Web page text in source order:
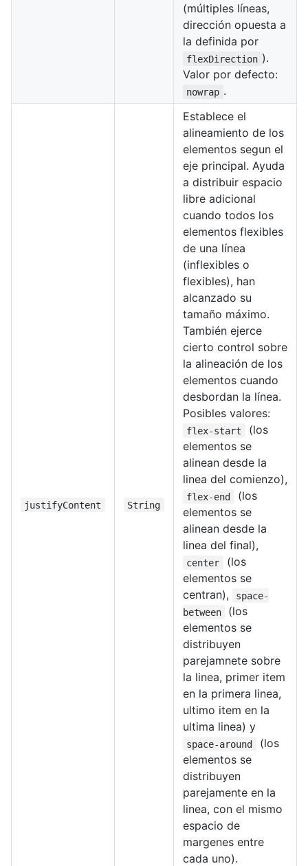
(múltiples líneas,
dirección opuesta a
la definida por
flexDirection ).
Valor por defecto:
nowrap .
justifyContent String
Establece el
alineamiento de los
elementos segun el
eje principal. Ayuda
a distribuir espacio
libre adicional
cuando todos los
elementos flexibles
de una línea
(inflexibles o
flexibles), han
alcanzado su
tamaño máximo.
También ejerce
cierto control sobre
la alineación de los
elementos cuando
desbordan la línea.
Posibles valores:
flex-start
(los
elementos se
alinean desde la
linea del comienzo),
flex-end
(los
elementos se
alinean desde la
linea del final),
center
(los
elementos se
centran),
space-
between
(los
elementos se
distribuyen
parejamnete sobre
la linea, primer item
en la primera linea,
ultimo item en la
ultima linea) y
space-around
(los
elementos se
distribuyen
parejamente en la
linea, con el mismo
espacio de
margenes entre
cada uno).